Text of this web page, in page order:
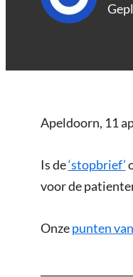
Apeldoorn, 11
Is de‘stopbrief’
voor de
Onzepunten